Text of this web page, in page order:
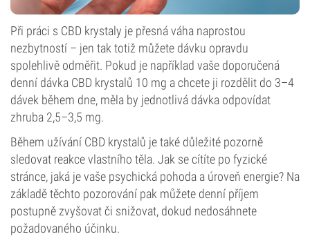
Při práci s CBD krystaly je přesná váha naprostou
nezbytností – jen tak totiž můžete dávku opravdu
spolehlivě odměřit. Pokud je například vaše doporučená
denní dávka CBD krystalů 10 mg a chcete ji rozdělit do 3–4
dávek během dne, měla by jednotlivá dávka odpovídat
zhruba 2,5–3,5 mg.
Během užívání CBD krystalů je také důležité pozorně
sledovat reakce vlastního těla. Jak se cítíte po fyzické
stránce, jaká je vaše psychická pohoda a úroveň energie? Na
základě těchto pozorování pak můžete denní příjem
postupně zvyšovat či snižovat, dokud nedosáhnete
požadovaného účinku.